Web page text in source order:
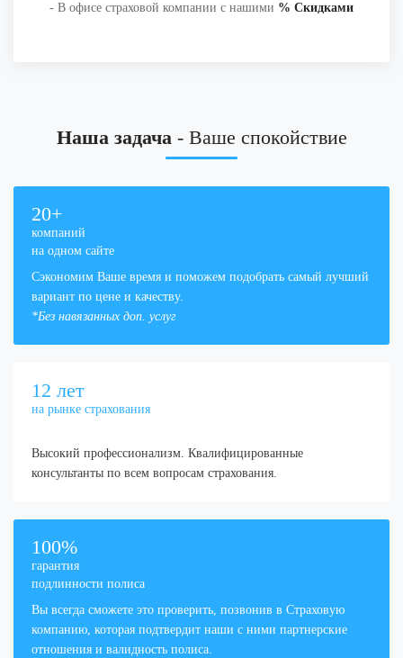
- В офисе страховой компании с нашими % Скидками
Наша задача- Ваше спокойствие
20+
компаний
на одном сайте
Сэкономим Ваше время и поможем подобрать самый лучший
вариант по цене и качеству.
*Без навязанных доп. услуг
12 лет
на рынке страхования
Высокий профессионализм. Квалифицированные
консультанты по всем вопросам страхования.
100%
гарантия
подлинности полиса
Вы всегда сможете это проверить, позвонив в Страховую
компанию, которая подтвердит наши с ними партнерские
отношения и валидность полиса.